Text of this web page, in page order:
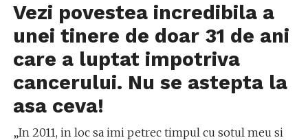
Vezi povestea incredibila a
unei tinere de doar 31 de ani
care a luptat impotriva
cancerului. Nu se astepta la
asa ceva!
„In 2011, in loc sa imi petrec timpul cu sotul meu si